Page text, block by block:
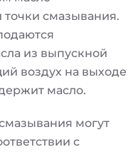
точки смазывания.
из выпускной
воздух на выходе
масло.
могут
с